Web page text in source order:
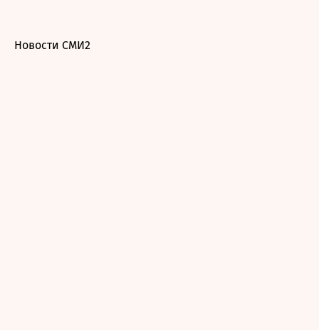
Новости СМИ2